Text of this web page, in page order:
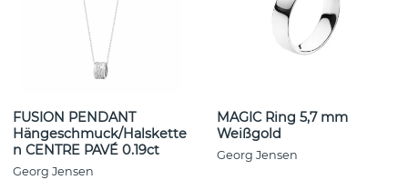
FUSION PENDANT
Hängeschmuck/Halskette
n CENTRE PAVÉ 0.19ct
Georg Jensen
MAGIC Ring 5,7 mm
Weißgold
Georg Jensen